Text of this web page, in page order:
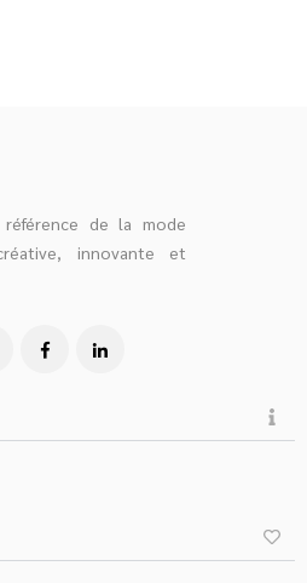
de la mode
innovante et